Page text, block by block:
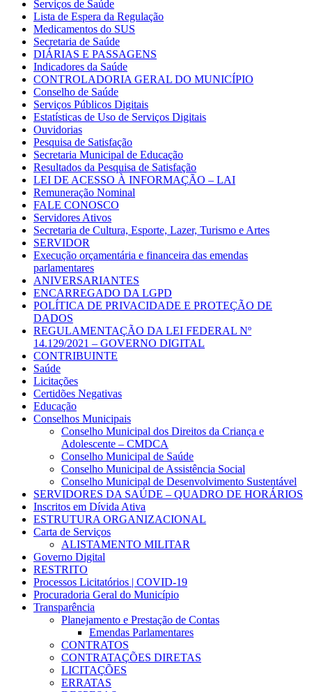
Serviços de Saúde
Lista de Espera da Regulação
Medicamentos do SUS
Secretaria de Saúde
DIÁRIAS E PASSAGENS
Indicadores da Saúde
CONTROLADORIA GERAL DO MUNICÍPIO
Conselho de Saúde
Serviços Públicos Digitais
Estatísticas de Uso de Serviços Digitais
Ouvidorias
Pesquisa de Satisfação
Secretaria Municipal de Educação
Resultados da Pesquisa de Satisfação
LEI DE ACESSO À INFORMAÇÃO – LAI
Remuneração Nominal
FALE CONOSCO
Servidores Ativos
Secretaria de Cultura, Esporte, Lazer, Turismo e Artes
SERVIDOR
Execução orçamentária e financeira das emendas
parlamentares
ANIVERSARIANTES
ENCARREGADO DA LGPD
POLÍTICA DE PRIVACIDADE E PROTEÇÃO DE
DADOS
REGULAMENTAÇÃO DA LEI FEDERAL Nº
14.129/2021 – GOVERNO DIGITAL
CONTRIBUINTE
Saúde
Licitações
Certidões Negativas
Educação
Conselhos Municipais
Conselho Municipal dos Direitos da Criança e
Adolescente – CMDCA
Conselho Municipal de Saúde
Conselho Municipal de Assistência Social
Conselho Municipal de Desenvolvimento Sustentável
SERVIDORES DA SAÚDE – QUADRO DE HORÁRIOS
Inscritos em Dívida Ativa
ESTRUTURA ORGANIZACIONAL
Carta de Serviços
ALISTAMENTO MILITAR
Governo Digital
RESTRITO
Processos Licitatórios | COVID-19
Procuradoria Geral do Município
Transparência
Planejamento e Prestação de Contas
Emendas Parlamentares
CONTRATOS
CONTRATAÇÕES DIRETAS
LICITAÇÕES
ERRATAS